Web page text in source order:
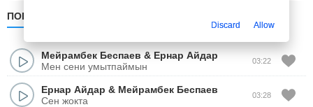
ПОПУЛЯРНЫЕ
Мейрамбек Беспаев & Ернар Айдар
Мен сени умытпаймын
03:22
Ернар Айдар & Мейрамбек Беспаев
Сен жокта
03:28
Discard Allow